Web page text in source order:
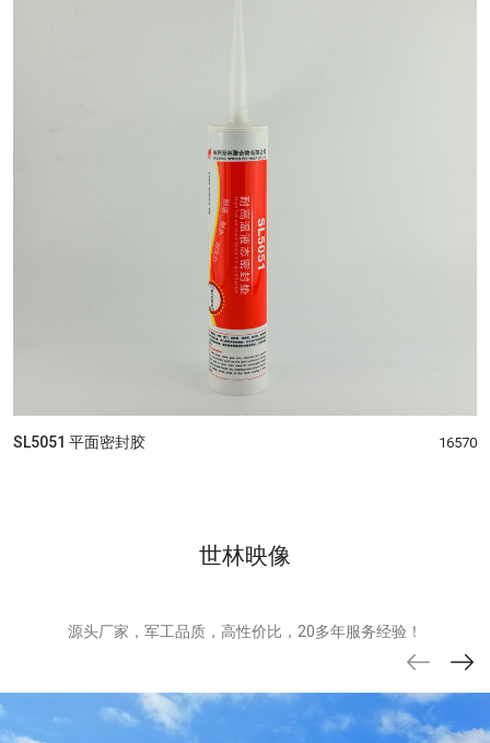
SL5051 平面密封胶 16570
世林映像
源头厂家，军工品质，高性价比，20多年服务经验！